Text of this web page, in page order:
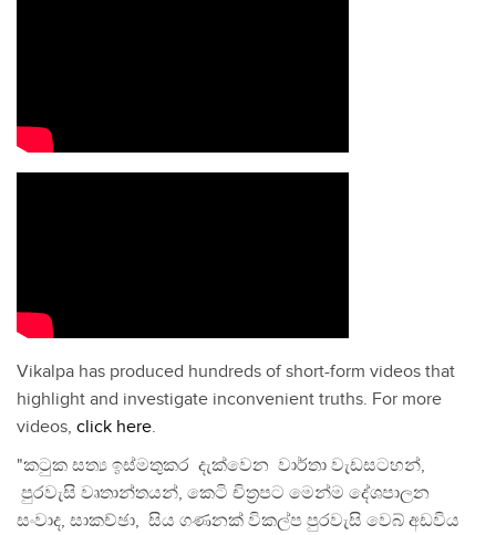
Vikalpa has produced hundreds of short-form videos that
highlight and investigate inconvenient truths. For more
videos, click here.
"කටුක සත්‍ය ඉස්මතුකර දැක්වෙන වාර්තා වැඩසටහන්,
පුරවැසි වෘතාන්තයන්, කෙටි චිත්‍රපට මෙන්ම දේශපාලන
සංවාද, සාකච්ඡා, සිය ගණනක් විකල්ප පුරවැසි වෙබ් අඩවිය